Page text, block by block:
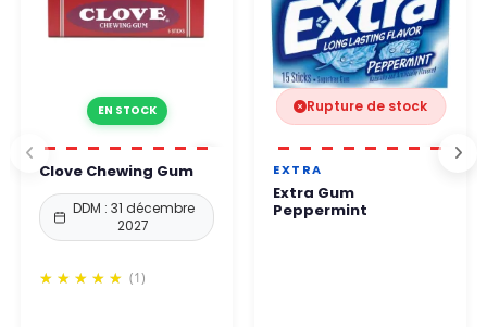
EN STOCK
Clove Chewing Gum
DDM : 31 décembre
2027
(1)
Rupture de stock
EXTRA
Extra Gum
Peppermint